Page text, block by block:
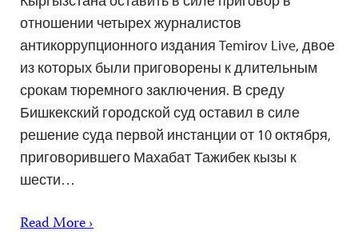
отношении четырех журналистов
антикоррупционного издания Temirov Live, двое
из которых были приговорены к длительным
срокам тюремного заключения. В среду
Бишкекский городской суд оставил в силе
решение суда первой инстанции от 10 октября,
приговорившего Махабат Тажибек кызы к
шести…
Read More ›